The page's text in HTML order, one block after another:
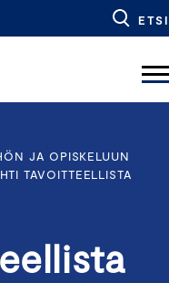
ETSI
JA OPISKELUUN
TAVOITTEELLISTA